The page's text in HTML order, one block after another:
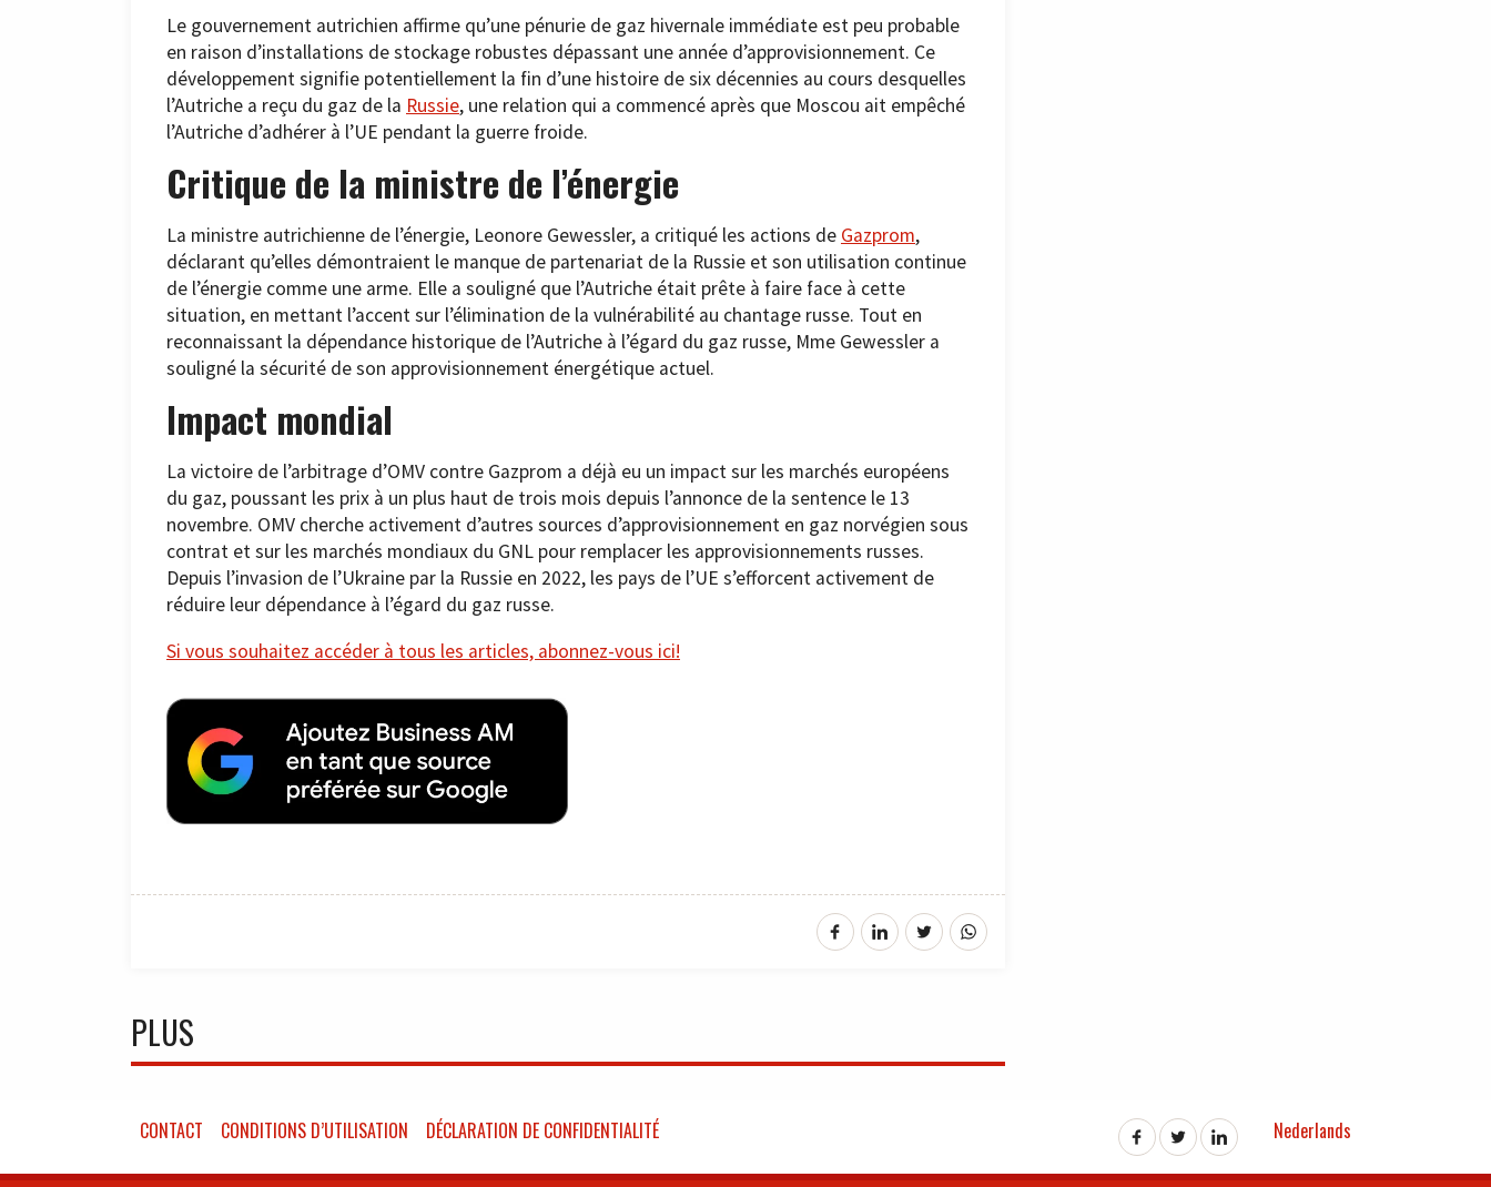
Le gouvernement autrichien affirme qu’une pénurie de gaz hivernale immédiate est peu probable
en raison d’installations de stockage robustes dépassant une année d’approvisionnement. Ce
développement signifie potentiellement la fin d’une histoire de six décennies au cours desquelles
l’Autriche a reçu du gaz de la Russie, une relation qui a commencé après que Moscou ait empêché
l’Autriche d’adhérer à l’UE pendant la guerre froide.
Critique de la ministre de l’énergie
La ministre autrichienne de l’énergie, Leonore Gewessler, a critiqué les actions de Gazprom,
déclarant qu’elles démontraient le manque de partenariat de la Russie et son utilisation continue
de l’énergie comme une arme. Elle a souligné que l’Autriche était prête à faire face à cette
situation, en mettant l’accent sur l’élimination de la vulnérabilité au chantage russe. Tout en
reconnaissant la dépendance historique de l’Autriche à l’égard du gaz russe, Mme Gewessler a
souligné la sécurité de son approvisionnement énergétique actuel.
Impact mondial
La victoire de l’arbitrage d’OMV contre Gazprom a déjà eu un impact sur les marchés européens
du gaz, poussant les prix à un plus haut de trois mois depuis l’annonce de la sentence le 13
novembre. OMV cherche activement d’autres sources d’approvisionnement en gaz norvégien sous
contrat et sur les marchés mondiaux du GNL pour remplacer les approvisionnements russes.
Depuis l’invasion de l’Ukraine par la Russie en 2022, les pays de l’UE s’efforcent activement de
réduire leur dépendance à l’égard du gaz russe.
Si vous souhaitez accéder à tous les articles, abonnez-vous ici!
PLUS
CONTACT CONDITIONS D’UTILISATION DÉCLARATION DE CONFIDENTIALITÉ Nederlands